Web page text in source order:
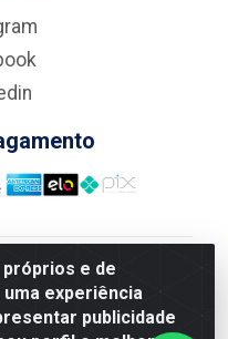
e de
experiência
publicidade
de Construção LTDA
Da Penha, Rio de
11.003.135/0001-